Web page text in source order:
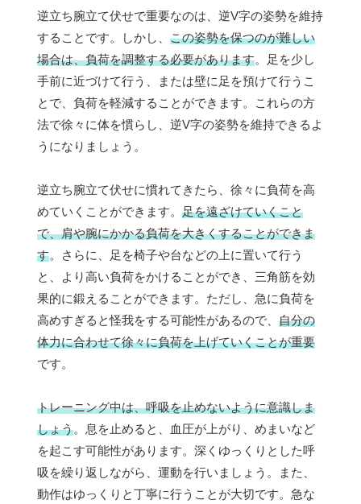
逆立ち腕立て伏せで重要なのは、逆V字の姿勢を維持
することです。しかし、 この姿勢を保つのが難しい
場合は、負荷を調整する必要があります。足を少し
手前に近づけて行う、または壁に足を預けて行うこ
とで、負荷を軽減することができます。これらの方
法で徐々に体を慣らし、逆V字の姿勢を維持できるよ
うになりましょう。
逆立ち腕立て伏せに慣れてきたら、徐々に負荷を高
めていくことができます。 足を遠ざけていくこと
で、肩や腕にかかる負荷を大きくすることができま
す。さらに、足を椅子や台などの上に置いて行う
と、より高い負荷をかけることができ、三角筋を効
果的に鍛えることができます。ただし、急に負荷を
高めすぎると怪我をする可能性があるので、 自分の
体力に合わせて徐々に負荷を上げていくことが重要
です。
トレーニング中は、呼吸を止めないように意識しま
しょう。息を止めると、血圧が上がり、めまいなど
を起こす可能性があります。深くゆっくりとした呼
吸を繰り返しながら、運動を行いましょう。また、
動作はゆっくりと丁寧に行うことが大切です。急な